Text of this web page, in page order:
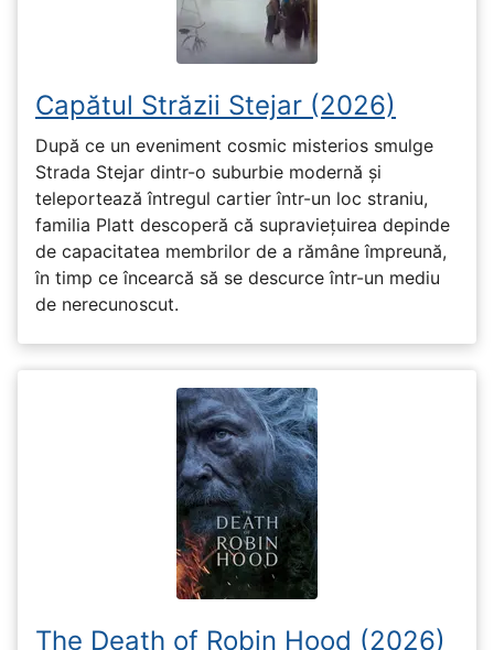
Capătul Străzii Stejar (2026)
După ce un eveniment cosmic misterios smulge
Strada Stejar dintr-o suburbie modernă și
teleportează întregul cartier într-un loc straniu,
familia Platt descoperă că supraviețuirea depinde
de capacitatea membrilor de a rămâne împreună,
în timp ce încearcă să se descurce într-un mediu
de nerecunoscut.
The Death of Robin Hood (2026)